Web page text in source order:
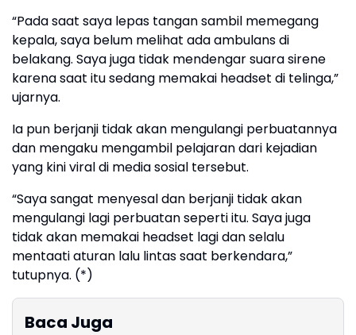
“Pada saat saya lepas tangan sambil memegang
kepala, saya belum melihat ada ambulans di
belakang. Saya juga tidak mendengar suara sirene
karena saat itu sedang memakai headset di telinga,”
ujarnya.
Ia pun berjanji tidak akan mengulangi perbuatannya
dan mengaku mengambil pelajaran dari kejadian
yang kini viral di media sosial tersebut.
“Saya sangat menyesal dan berjanji tidak akan
mengulangi lagi perbuatan seperti itu. Saya juga
tidak akan memakai headset lagi dan selalu
mentaati aturan lalu lintas saat berkendara,”
tutupnya. (*)
Baca Juga